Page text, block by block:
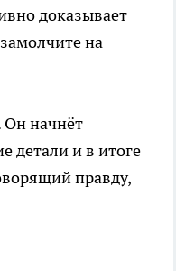
доказывает
на
начнёт
детали и в итоге
правду,